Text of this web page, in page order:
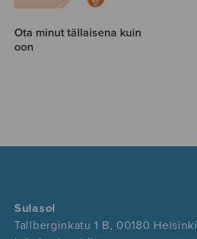
Ota minut tällaisena kuin
oon
Sulasol
Tallberginkatu 1 B, 00180 Helsinki